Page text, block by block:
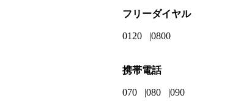
フリーダイヤル
0120 0800
携帯電話
070 080 090